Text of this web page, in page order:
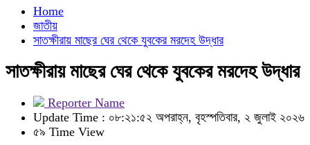
Home
জাতীয়
সাতক্ষীরায় মাছের ঘের থেকে যুবকের মরদেহ উদ্ধার
সাতক্ষীরায় মাছের ঘের থেকে যুবকের মরদেহ উদ্ধার
Reporter Name
Update Time : ০৮:২১:৫২ অপরাহ্ন, বৃহস্পতিবার, ২ জুলাই ২০২৬
৫৯ Time View